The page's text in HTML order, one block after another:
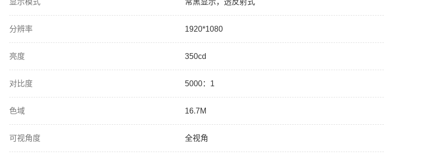
显示模式 常黑显示，透反射式
分辨率 1920*1080
亮度 350cd
对比度 5000：1
色域 16.7M
可视角度 全视角